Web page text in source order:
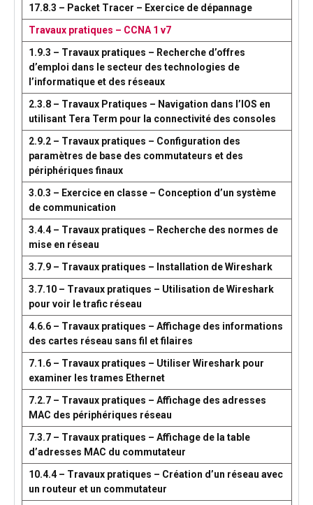
17.8.3 – Packet Tracer – Exercice de dépannage
Travaux pratiques – CCNA 1 v7
1.9.3 – Travaux pratiques – Recherche d’offres
d’emploi dans le secteur des technologies de
l’informatique et des réseaux
2.3.8 – Travaux Pratiques – Navigation dans l’IOS en
utilisant Tera Term pour la connectivité des consoles
2.9.2 – Travaux pratiques – Configuration des
paramètres de base des commutateurs et des
périphériques finaux
3.0.3 – Exercice en classe – Conception d’un système
de communication
3.4.4 – Travaux pratiques – Recherche des normes de
mise en réseau
3.7.9 – Travaux pratiques – Installation de Wireshark
3.7.10 – Travaux pratiques – Utilisation de Wireshark
pour voir le trafic réseau
4.6.6 – Travaux pratiques – Affichage des informations
des cartes réseau sans fil et filaires
7.1.6 – Travaux pratiques – Utiliser Wireshark pour
examiner les trames Ethernet
7.2.7 – Travaux pratiques – Affichage des adresses
MAC des périphériques réseau
7.3.7 – Travaux pratiques – Affichage de la table
d’adresses MAC du commutateur
10.4.4 – Travaux pratiques – Création d’un réseau avec
un routeur et un commutateur